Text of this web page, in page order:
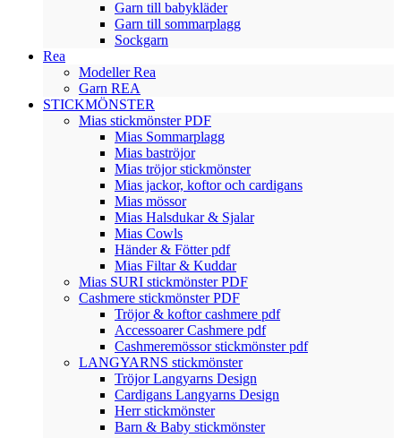
Garn till babykläder
Garn till sommarplagg
Sockgarn
Rea
Modeller Rea
Garn REA
STICKMÖNSTER
Mias stickmönster PDF
Mias Sommarplagg
Mias baströjor
Mias tröjor stickmönster
Mias jackor, koftor och cardigans
Mias mössor
Mias Halsdukar & Sjalar
Mias Cowls
Händer & Fötter pdf
Mias Filtar & Kuddar
Mias SURI stickmönster PDF
Cashmere stickmönster PDF
Tröjor & koftor cashmere pdf
Accessoarer Cashmere pdf
Cashmeremössor stickmönster pdf
LANGYARNS stickmönster
Tröjor Langyarns Design
Cardigans Langyarns Design
Herr stickmönster
Barn & Baby stickmönster